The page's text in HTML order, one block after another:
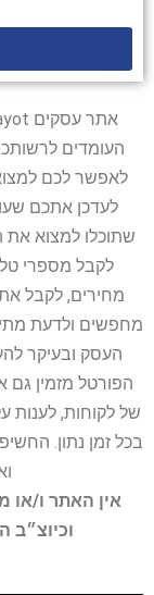
העומדים
לאפשר לכם
לעדכן אתכם
שתוכלו למצוא את
לקבל מספרי
מחירים, לקבל
מחפשים ולדעת מתי
העסק ובעיקר
הפורטל מזמין גם
של לקוחות,
בכל זמן נתון.
אין האתר ו/או
וכיוצ״ב